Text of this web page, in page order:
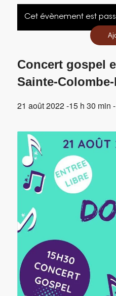
Cet évènement est
Concert gospel
Sainte-
21 août 2022 -15 h 30 min -